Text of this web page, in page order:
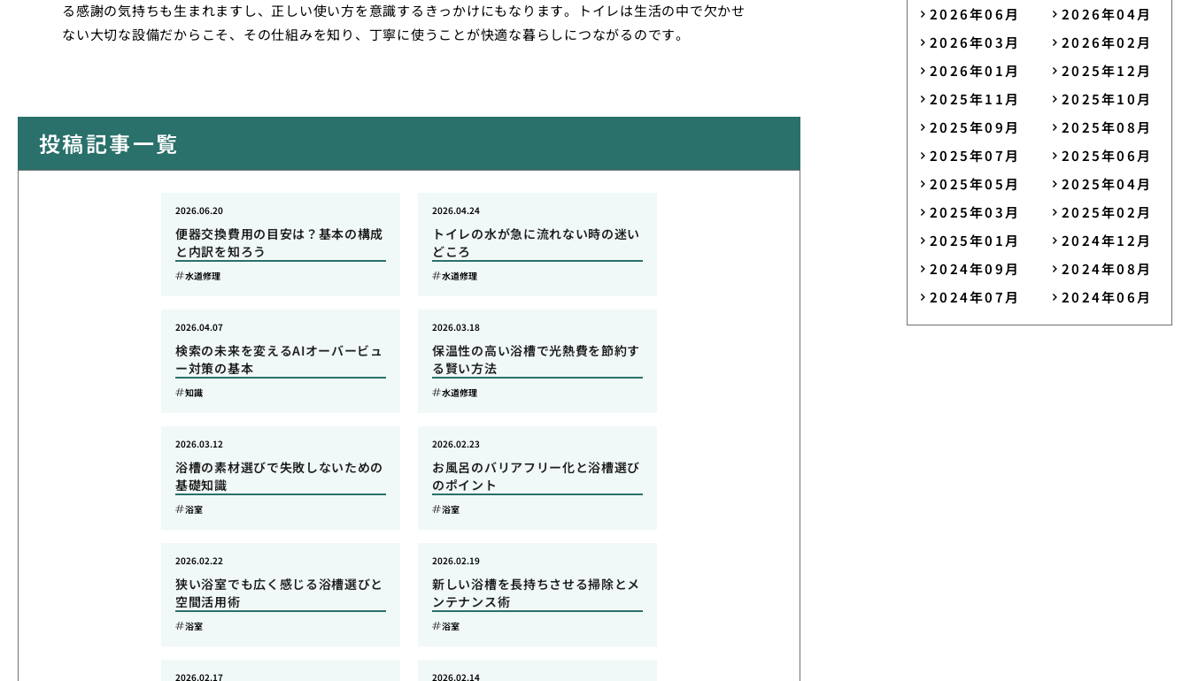
る感謝の気持ちも生まれますし、正しい使い方を意識するきっかけにもなります。トイレは生活の中で欠かせ
ない大切な設備だからこそ、その仕組みを知り、丁寧に使うことが快適な暮らしにつながるのです。
投稿記事一覧
便器交換費用の目安は？基本の構成
と内訳を知ろう
2026.06.20
水道修理
トイレの水が急に流れない時の迷い
どころ
2026.04.24
水道修理
検索の未来を変えるAIオーバービュ
ー対策の基本
2026.04.07
知識
保温性の高い浴槽で光熱費を節約す
る賢い方法
2026.03.18
水道修理
浴槽の素材選びで失敗しないための
基礎知識
2026.03.12
浴室
お風呂のバリアフリー化と浴槽選び
のポイント
2026.02.23
浴室
狭い浴室でも広く感じる浴槽選びと
空間活用術
2026.02.22
浴室
新しい浴槽を長持ちさせる掃除とメ
ンテナンス術
2026.02.19
浴室
2026.02.17 2026.02.14
2026年06月
2026年04月
2026年03月
2026年02月
2026年01月
2025年12月
2025年11月
2025年10月
2025年09月
2025年08月
2025年07月
2025年06月
2025年05月
2025年04月
2025年03月
2025年02月
2025年01月
2024年12月
2024年09月
2024年08月
2024年07月
2024年06月